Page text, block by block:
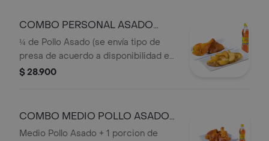
COMBO PERSONAL ASADO
OFERTA
¼ de Pollo Asado (se envía tipo de
presa de acuerdo a disponibilidad en
punto de venta),1 Acompañamiento
$ 28.900
COMBO MEDIO POLLO ASADO
OFERTA
Medio Pollo Asado + 1 porcion de